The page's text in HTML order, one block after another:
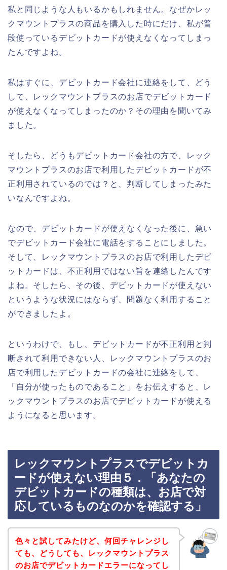
私と同じような人もいるかもしれません。なぜかレッ
クマウントプラスの商品を購入した時にだけ、私が普
段使っているデビットカードが使えなくなってしまっ
たんですよね。
私はすぐに、デビットカード会社に連絡をして、どう
して、レックマウントプラスのお店でデビットカード
が使えなくなってしまったのか？その理由を聞いてみ
ました。
そしたら、どうもデビットカード会社の方で、レック
マウントプラスのお店で利用したデビットカードが不
正利用されているのでは？と、判断してしまったみた
いなんですよね。
なので、デビットカードが使えなくなった後に、急い
でデビットカード会社に電話をすることにしました。
そして、レックマウントプラスのお店で利用したデビ
ットカードは、不正利用ではない旨を連絡したんです
よね。そしたら、その後、デビットカードが使えない
というような状況にはならず、問題なく利用すること
ができましたよ。
というわけで、もし、デビットカードが不正利用と判
断されて利用できない人、レックマウントプラスのお
店で利用したデビットカードの会社に連絡をして、
「自分が使ったものであること」をお伝えすると、レ
ックマウントプラスのお店でデビットカードが使える
ようになると思います。
レックマウントプラスでデビットカ
ードが使えない理由５．「あなたの
デビットカードの種類は、お店で対
応しているものなのかを確認する」
色々と試してみたけど、何回チャレンジし
ても、どうしても、レックマウントプラス
のお店でデビットカードエラーになってし